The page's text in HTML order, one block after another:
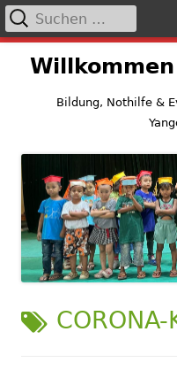
Springe
Bildung, Nothilfe &
Primäres
Menü
nach:
CORONA-